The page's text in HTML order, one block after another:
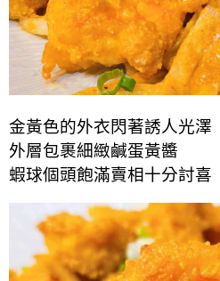
金黃色的外衣閃著誘人光澤
外層包裹細緻鹹蛋黃醬
蝦球個頭飽滿賣相十分討喜